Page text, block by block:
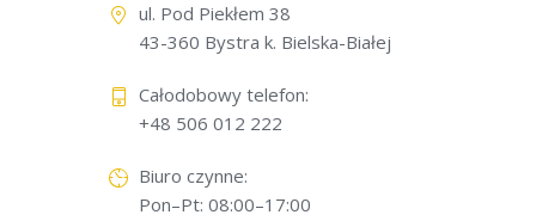
ul. Pod Piekłem 38
43-360 Bystra k. Bielska-Białej
Całodobowy telefon:
+48 506 012 222
Biuro czynne:
Pon–Pt: 08:00–17:00